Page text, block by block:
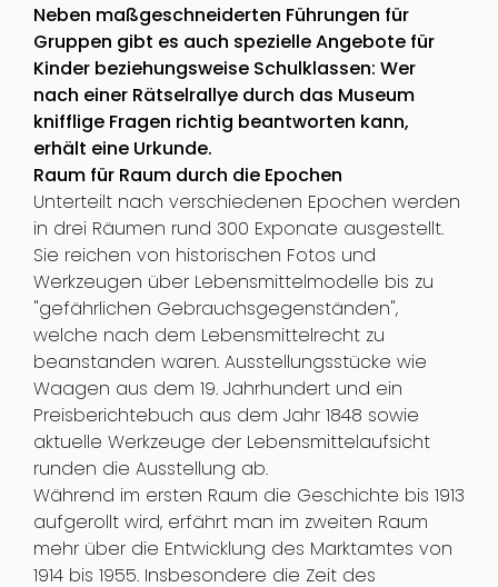
Neben maßgeschneiderten Führungen für
Gruppen gibt es auch spezielle Angebote für
Kinder beziehungsweise Schulklassen: Wer
nach einer Rätselrallye durch das Museum
knifflige Fragen richtig beantworten kann,
erhält eine Urkunde.
Raum für Raum durch die Epochen
Unterteilt nach verschiedenen Epochen werden
in drei Räumen rund 300 Exponate ausgestellt.
Sie reichen von historischen Fotos und
Werkzeugen über Lebensmittelmodelle bis zu
"gefährlichen Gebrauchsgegenständen",
welche nach dem Lebensmittelrecht zu
beanstanden waren. Ausstellungsstücke wie
Waagen aus dem 19. Jahrhundert und ein
Preisberichtebuch aus dem Jahr 1848 sowie
aktuelle Werkzeuge der Lebensmittelaufsicht
runden die Ausstellung ab.
Während im ersten Raum die Geschichte bis 1913
aufgerollt wird, erfährt man im zweiten Raum
mehr über die Entwicklung des Marktamtes von
1914 bis 1955. Insbesondere die Zeit des